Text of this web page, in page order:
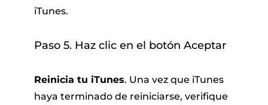
iTunes.
Paso 5. Haz clic en el botón Aceptar
Reinicia tu iTunes. Una vez que iTunes
haya terminado de reiniciarse, verifique